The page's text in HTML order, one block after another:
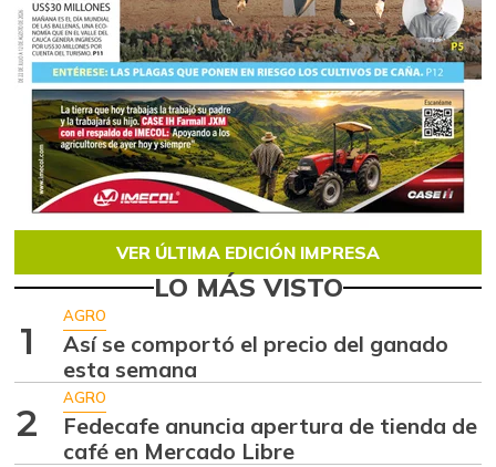
VER ÚLTIMA EDICIÓN IMPRESA
LO MÁS VISTO
1
AGRO
Así se comportó el precio del ganado
esta semana
2
AGRO
Fedecafe anuncia apertura de tienda de
café en Mercado Libre